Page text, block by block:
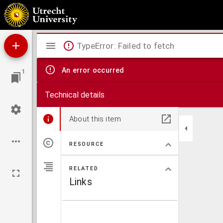
Algebra ofte Nieuwe stel-regel, waer door alles ghevonden wordt inde wis-konst, wat
1
Mirador
viewer
TypeError: Failed to fetch
An error occurred
Technical details
About this item
RESOURCE
RELATED
Links